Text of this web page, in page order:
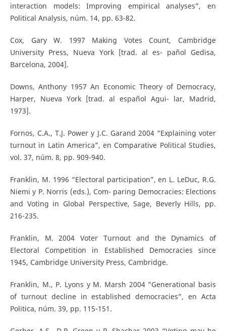
interaction models: Improving empirical analyses”, en
Political Analysis, núm. 14, pp. 63-82.
Cox, Gary W. 1997 Making Votes Count, Cambridge
University Press, Nueva York [trad. al es- pañol Gedisa,
Barcelona, 2004].
Downs, Anthony 1957 An Economic Theory of Democracy,
Harper, Nueva York [trad. al español Agui- lar, Madrid,
1973].
Fornos, C.A., T.J. Power y J.C. Garand 2004 “Explaining voter
turnout in Latin America”, en Comparative Political Studies,
vol. 37, núm. 8, pp. 909-940.
Franklin, M. 1996 “Electoral participation”, en L. LeDuc, R.G.
Niemi y P. Norris (eds.), Com- paring Democracies: Elections
and Voting in Global Perspective, Sage, Beverly Hills, pp.
216-235.
Franklin, M. 2004 Voter Turnout and the Dynamics of
Electoral Competition in Established Democracies since
1945, Cambridge University Press, Cambridge.
Franklin, M., P. Lyons y M. Marsh 2004 ”Generational basis
of turnout decline in established democracies”, en Acta
Politica, núm. 39, pp. 115-151.